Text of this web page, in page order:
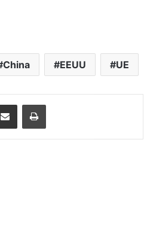
China EEUU UE
Compartir por correo electrónicoImprimir